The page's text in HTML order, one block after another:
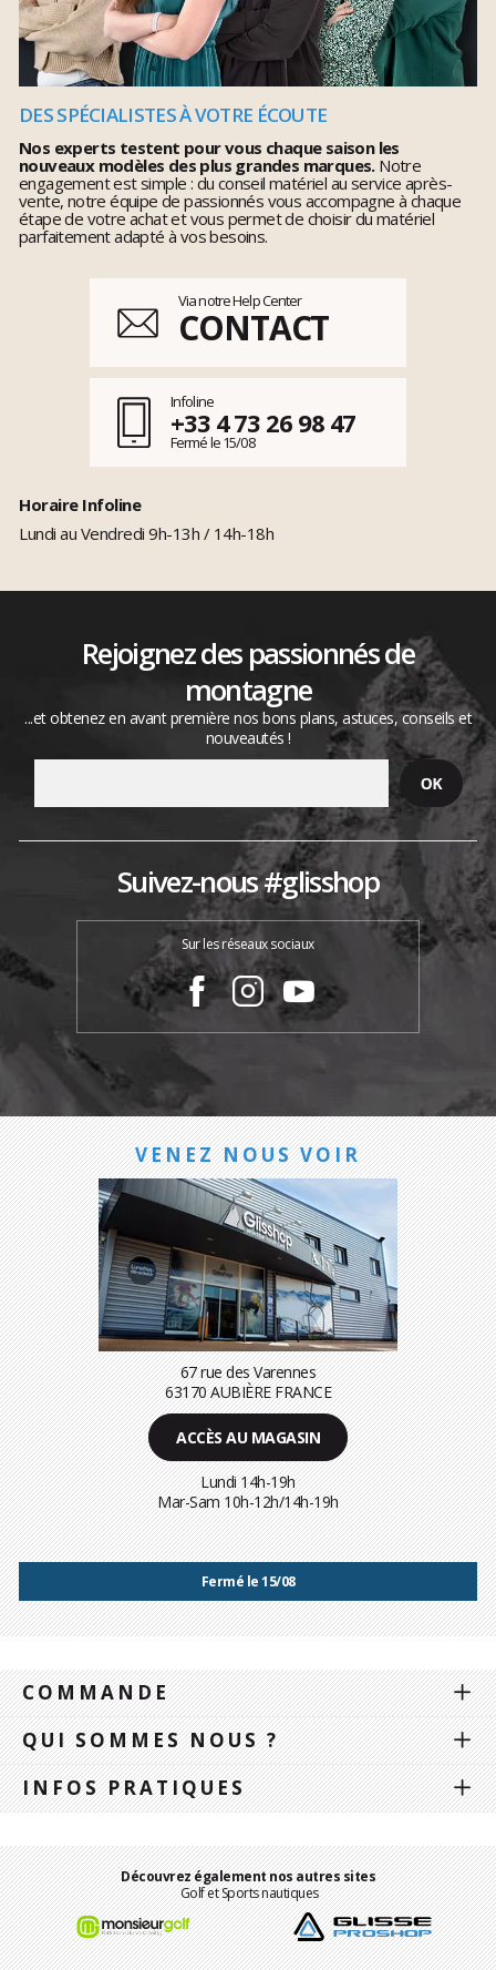
DES SPÉCIALISTES À VOTRE ÉCOUTE
Nos experts testent pour vous chaque saison les
nouveaux modèles des plus grandes marques.Notre
engagement est simple : du conseil matériel au service après-
vente, notre équipe de passionnés vous accompagne à chaque
étape de votre achat et vous permet de choisir du matériel
parfaitement adapté à vos besoins.
Via notre Help Center
CONTACT
Infoline
+33 4 73 26 98 47
Fermé le 15/08
Horaire Infoline
Lundi au Vendredi 9h-13h / 14h-18h
Rejoignez des passionnés de
montagne
...et obtenez en avant première nos bons plans, astuces, conseils et
nouveautés !
Suivez-nous #glisshop
Sur les réseaux sociaux
VENEZ NOUS VOIR
67 rue des Varennes
63170 AUBIÈRE FRANCE
ACCÈS AU MAGASIN
Lundi 14h-19h
Mar-Sam 10h-12h/14h-19h
Fermé le 15/08
COMMANDE
QUI SOMMES NOUS ?
INFOS PRATIQUES
Découvrez également nos autres sites
Golf et Sports nautiques